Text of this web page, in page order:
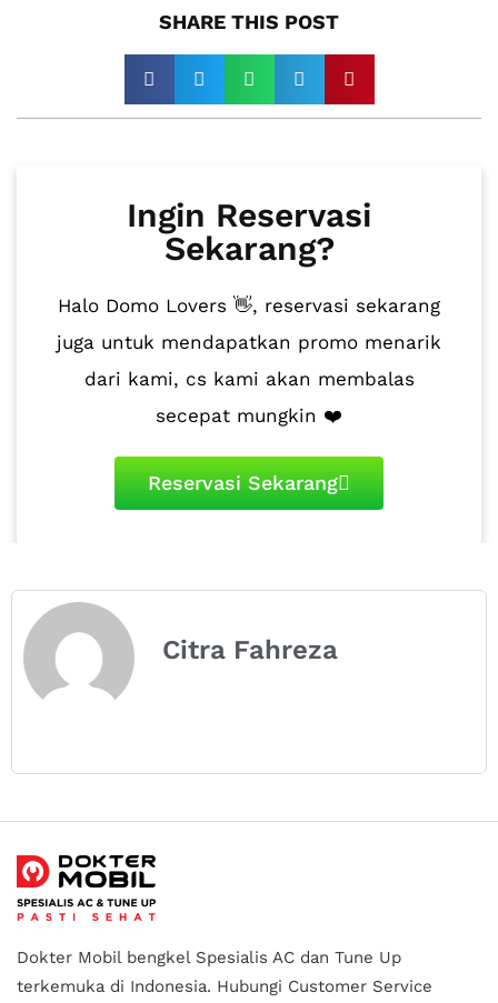
SHARE THIS POST​
Ingin Reservasi
Sekarang?
Halo Domo Lovers 👋, reservasi sekarang
juga untuk mendapatkan promo menarik
dari kami, cs kami akan membalas
secepat mungkin ❤️
Reservasi Sekarang
Citra Fahreza
Dokter Mobil bengkel Spesialis AC dan Tune Up
terkemuka di Indonesia. Hubungi Customer Service